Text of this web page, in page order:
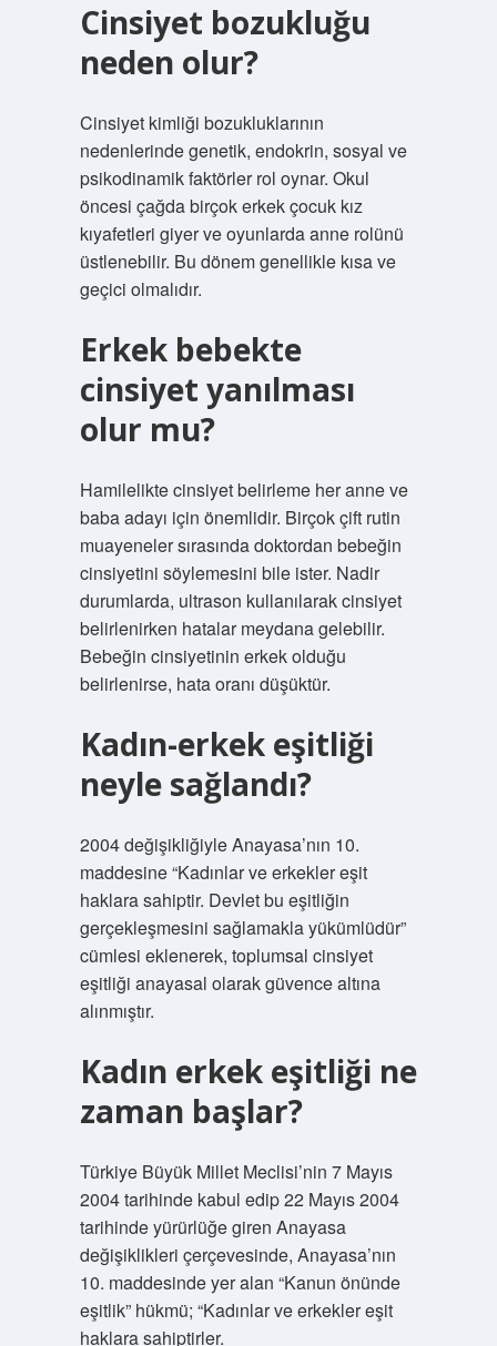
Cinsiyet bozukluğu
neden olur?
Cinsiyet kimliği bozukluklarının
nedenlerinde genetik, endokrin, sosyal ve
psikodinamik faktörler rol oynar. Okul
öncesi çağda birçok erkek çocuk kız
kıyafetleri giyer ve oyunlarda anne rolünü
üstlenebilir. Bu dönem genellikle kısa ve
geçici olmalıdır.
Erkek bebekte
cinsiyet yanılması
olur mu?
Hamilelikte cinsiyet belirleme her anne ve
baba adayı için önemlidir. Birçok çift rutin
muayeneler sırasında doktordan bebeğin
cinsiyetini söylemesini bile ister. Nadir
durumlarda, ultrason kullanılarak cinsiyet
belirlenirken hatalar meydana gelebilir.
Bebeğin cinsiyetinin erkek olduğu
belirlenirse, hata oranı düşüktür.
Kadın-erkek eşitliği
neyle sağlandı?
2004 değişikliğiyle Anayasa’nın 10.
maddesine “Kadınlar ve erkekler eşit
haklara sahiptir. Devlet bu eşitliğin
gerçekleşmesini sağlamakla yükümlüdür”
cümlesi eklenerek, toplumsal cinsiyet
eşitliği anayasal olarak güvence altına
alınmıştır.
Kadın erkek eşitliği ne
zaman başlar?
Türkiye Büyük Millet Meclisi’nin 7 Mayıs
2004 tarihinde kabul edip 22 Mayıs 2004
tarihinde yürürlüğe giren Anayasa
değişiklikleri çerçevesinde, Anayasa’nın
10. maddesinde yer alan “Kanun önünde
eşitlik” hükmü; “Kadınlar ve erkekler eşit
haklara sahiptirler.